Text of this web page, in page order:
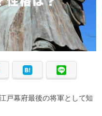
戸幕府最後の将軍として知